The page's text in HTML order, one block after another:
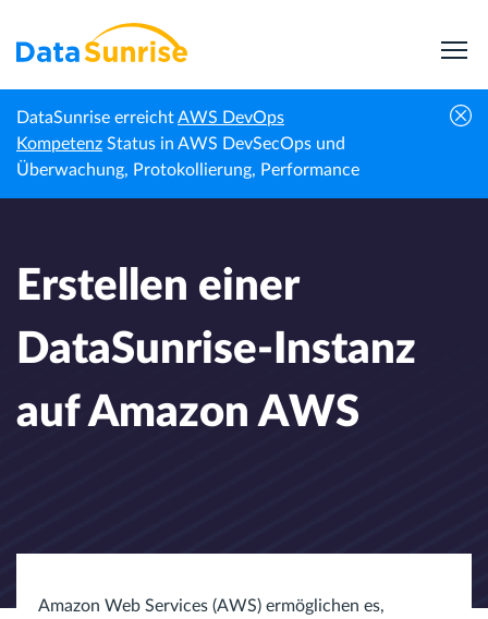
DataSunrise erreichtAWS DevOps
Kompetenz Status in AWS DevSecOps und
Überwachung, Protokollierung, Performance
Startseite Fachnachrichten
Erstellen einer DataSunrise-Instanz auf
Amazon AWS
Erstellen einer
DataSunrise-Instanz
auf Amazon AWS
Amazon Web Services (AWS) ermöglichen es,